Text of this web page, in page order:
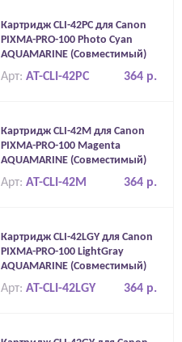
Картридж CLI-42PC для Canon
PIXMA-PRO-100 Photo Cyan
AQUAMARINE (Совместимый)
364 р.
Арт: AT-CLI-42PC
Картридж CLI-42M для Canon
PIXMA-PRO-100 Magenta
AQUAMARINE (Совместимый)
364 р.
Арт:AT-CLI-42M
Картридж CLI-42LGY для Canon
PIXMA-PRO-100 LightGray
AQUAMARINE (Совместимый)
364 р.
Арт:AT-CLI-42LGY